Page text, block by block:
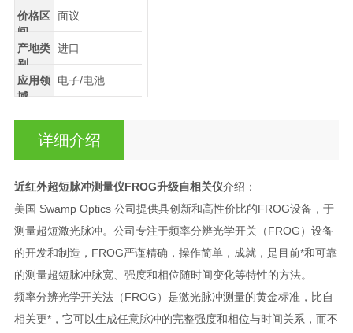
价格区
间
面议
产地类
别
进口
应用领
域
电子/电池
详细介绍
近红外超短脉冲测量仪FROG升级自相关仪介绍：
美国 Swamp Optics 公司提供具创新和高性价比的FROG设备，于
测量超短激光脉冲。公司专注于频率分辨光学开关（FROG）设备
的开发和制造，FROG严谨精确，操作简单，成就，是目前*和可靠
的测量超短脉冲脉宽、强度和相位随时间变化等特性的方法。
频率分辨光学开关法（FROG）是激光脉冲测量的黄金标准，比自
相关更*，它可以生成任意脉冲的完整强度和相位与时间关系，而不